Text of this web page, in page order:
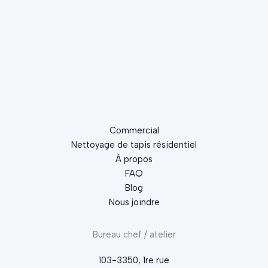
Commercial
Nettoyage de tapis résidentiel
À propos
FAQ
Blog
Nous joindre
Bureau chef / atelier
103-3350, 1re rue